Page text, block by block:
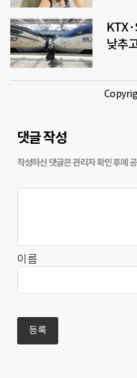
낮추
댓글 작성
이름